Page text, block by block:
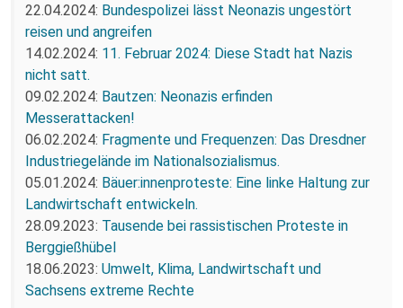
22.04.2024: Bundespolizei lässt Neonazis ungestört
reisen und angreifen
14.02.2024: 11. Februar 2024: Diese Stadt hat Nazis
nicht satt.
09.02.2024: Bautzen: Neonazis erfinden
Messerattacken!
06.02.2024: Fragmente und Frequenzen: Das Dresdner
Industriegelände im Nationalsozialismus.
05.01.2024: Bäuer:innenproteste: Eine linke Haltung zur
Landwirtschaft entwickeln.
28.09.2023: Tausende bei rassistischen Proteste in
Berggießhübel
18.06.2023: Umwelt, Klima, Landwirtschaft und
Sachsens extreme Rechte